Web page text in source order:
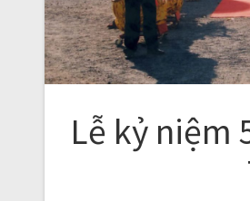
Lễ kỷ niệm